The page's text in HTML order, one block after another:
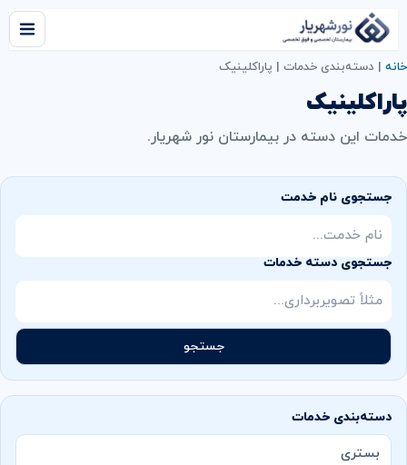
خانه | دسته‌بندی خدمات | پاراکلینیک
پاراکلینیک
خدمات این دسته در بیمارستان نور شهریار.
جستجوی نام خدمت
جستجوی دسته خدمات
جستجو
دسته‌بندی خدمات
بستری